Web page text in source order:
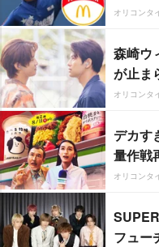
オリコンタ
森崎ウ
が止ま
オリコンタ
デカす
量作戦
オリコンタ
フュー